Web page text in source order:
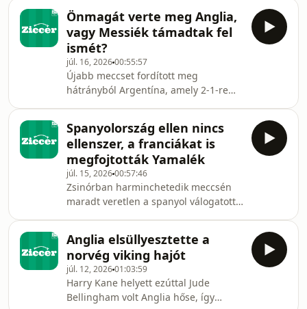
bizonyult, Argentínától csak
rúgdosódásra futotta. Rodri lett a
torna legjobb játékosa, Mbappé a
gólkirály. Hosted by Simplecast, an
AdsWizz company. See
https://pcm.adswizz.com for
information about our collection and
use of personal data for advertising.
Önmagát verte meg Anglia,
vagy Messiék támadtak fel
ismét?
júl. 16, 202600:55:57
Újabb meccset fordított meg
hátrányból Argentína, amely 2-1-re
spanyolok elleni aranycsatára. Hosted
by Simplecast, an AdsWizz company.
See https://pcm.adswizz.com for
information about our collection and
use of personal data for advertising.
Spanyolország ellen nincs
ellenszer, a franciákat is
megfojtották Yamalék
júl. 15, 202600:57:46
Zsinórban harminchetedik meccsén
maradt veretlen a spanyol válogatott,
döntőt játszhat. A legkiforrottabb
csapatjáték teljesen lenullázta a torna
legjobb játékosait, Mbappénak marad
a bronzmeccs. Kibeszélő. Hosted by
Simplecast, an AdsWizz company. See
Anglia elsüllyesztette a
norvég viking hajót
júl. 12, 202601:03:59
Harry Kane helyett ezúttal Jude
Bellingham volt Anglia hőse, így